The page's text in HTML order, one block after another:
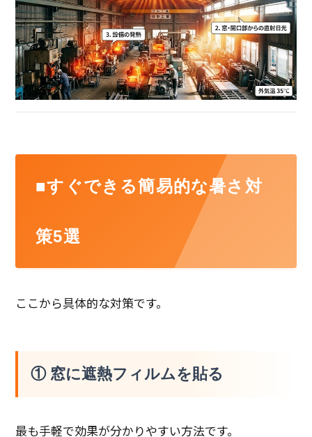
■すぐできる簡易的な暑さ対
策5選
ここから具体的な対策です。
① 窓に遮熱フィルムを貼る
最も手軽で効果が分かりやすい方法です。